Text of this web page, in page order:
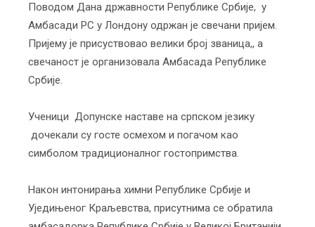
Поводом Дана државности Републике Србије, у
Амбасади РС у Лондону одржан је свечани пријем.
Пријему је присуствовао велики број званица,, а
свечаност је организовала Амбасада Републике
Србијe.
Ученици Допунске наставе на српском језику
дочекали су госте осмехом и погачом као
симболом традиционалног гостопримства.
Након интонирања химни Републике Србије и
Уједињеног Краљевства, присутнима се обратила